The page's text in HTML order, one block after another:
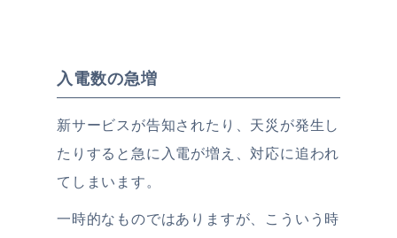
入電数の急増
新サービスが告知されたり、天災が発生し
たりすると急に入電が増え、対応に追われ
てしまいます。
一時的なものではありますが、こういう時